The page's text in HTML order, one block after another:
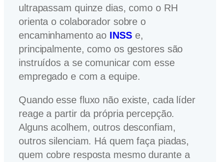
ultrapassam quinze dias, como o RH
orienta o colaborador sobre o
encaminhamento ao INSS e,
principalmente, como os gestores são
instruídos a se comunicar com esse
empregado e com a equipe.
Quando esse fluxo não existe, cada líder
reage a partir da própria percepção.
Alguns acolhem, outros desconfiam,
outros silenciam. Há quem faça piadas,
quem cobre resposta mesmo durante a